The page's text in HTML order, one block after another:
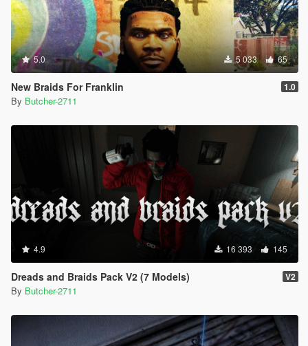
5.0 5 033 65
New Braids For Franklin 1.0
By Butcher-2711
4.9 16 393 145
Dreads and Braids Pack V2 (7 Models) V2
By Butcher-2711